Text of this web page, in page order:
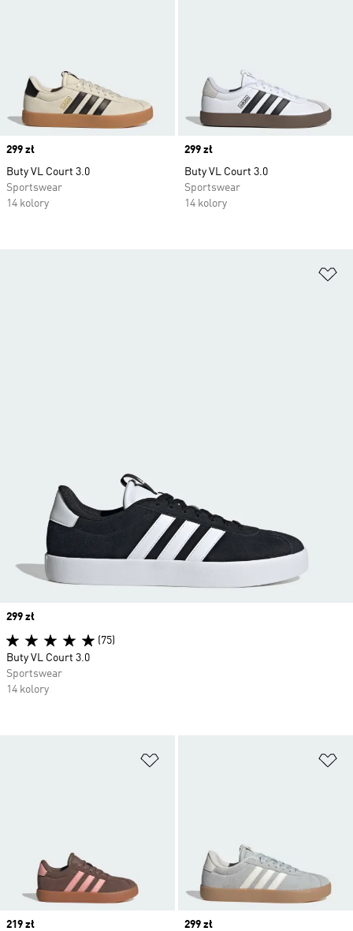
Price
299 zł
Buty VL Court 3.0
Sportswear
14 kolory
Price
299 zł
Buty VL Court 3.0
Sportswear
14 kolory
Price
219 zł
Price
299 zł
Price
299 zł
(75)
Buty VL Court 3.0
Sportswear
14 kolory